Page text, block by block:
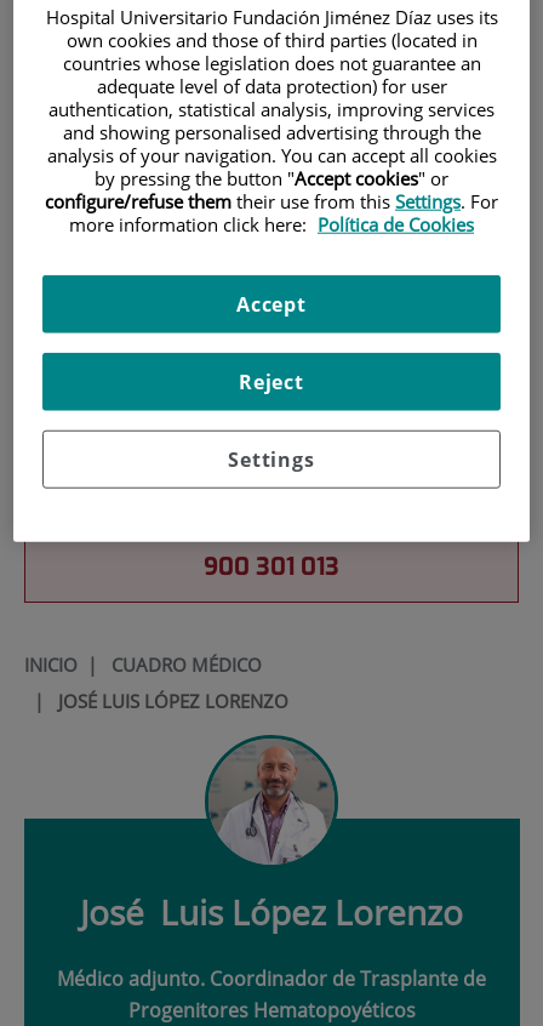
Investigación
Docencia
900 301 013
INICIO| CUADRO MÉDICO
| JOSÉ LUIS LÓPEZ LORENZO
José Luis López Lorenzo
Médico adjunto. Coordinador de Trasplante de
Progenitores Hematopoyéticos
Hospital Universitario Fundación Jiménez Díaz uses its
own cookies and those of third parties (located in
countries whose legislation does not guarantee an
adequate level of data protection) for user
authentication, statistical analysis, improving services
and showing personalised advertising through the
analysis of your navigation. You can accept all cookies
by pressing the button "Accept cookies" or
configure/refuse them their use from this Settings. For
more information click here: Política de Cookies
Settings
Reject
Accept